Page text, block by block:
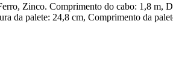
Zinco. Comprimento do cabo: 1,8 m,
da palete: 24,8 cm, Comprimento da